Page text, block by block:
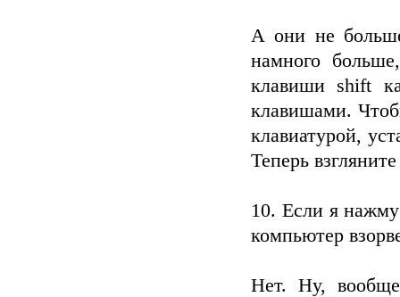
А они не
намного
клавиши shift
клавишами.
клавиатурой,
Теперь
10. Если я
компьютер
Нет. Ну,